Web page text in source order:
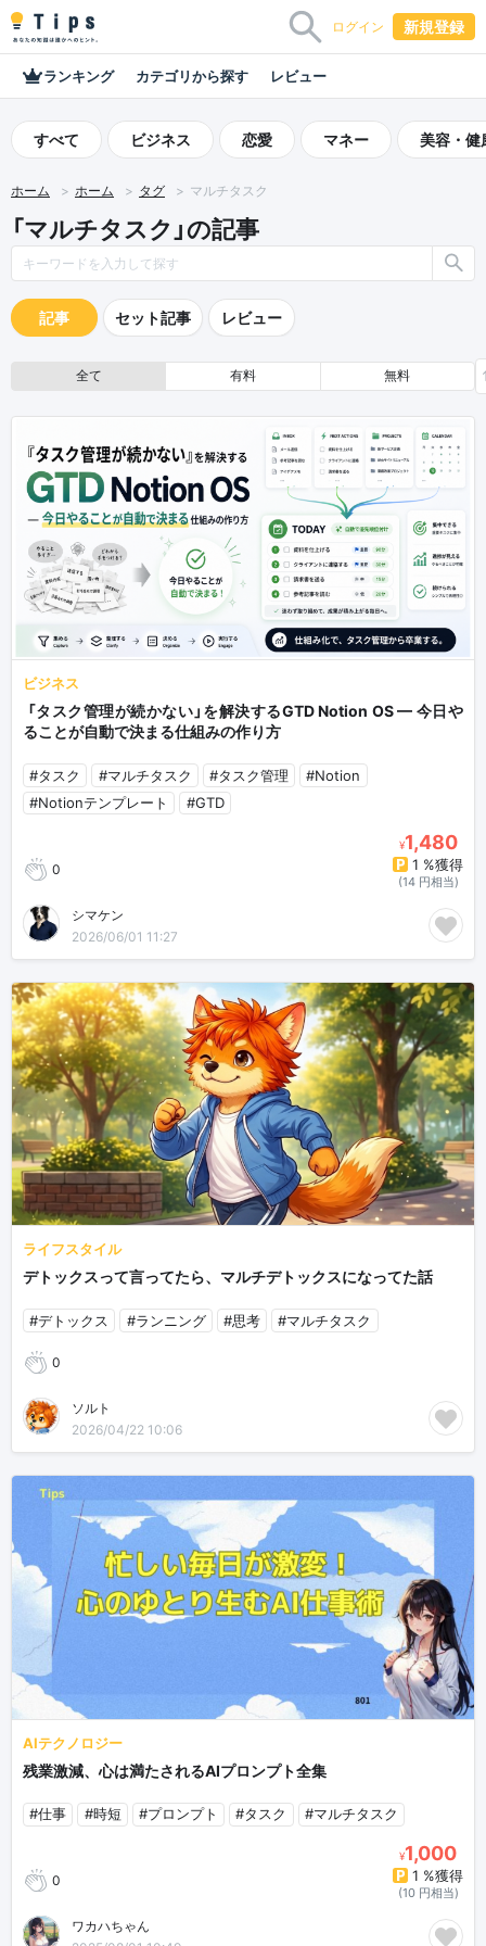
ログイン 新規登録
ランキング カテゴリから探す レビュー
すべて ビジネス 恋愛 マネー 美容・健
ホーム ホーム タグ マルチタスク
「マルチタスク」の記事
記事 セット記事 レビュー
全て 有料 無料
ビジネス
「タスク管理が続かない」を解決するGTD Notion OS — 今日や
ることが自動で決まる仕組みの作り方
#タスク #マルチタスク #タスク管理
#Notion
#Notionテンプレート
#GTD
0
¥1,480
1 %獲得
(14 円相当)
シマケン
2026/06/01 11:27
ライフスタイル
デトックスって言ってたら、マルチデトックスになってた話
#デトックス #ランニング #思考 #マルチタスク
0
ソルト
2026/04/22 10:06
AIテクノロジー
残業激減、心は満たされるAIプロンプト全集
#仕事 #時短 #プロンプト #タスク #マルチタスク
0
¥1,000
1 %獲得
(10 円相当)
ワカハちゃん